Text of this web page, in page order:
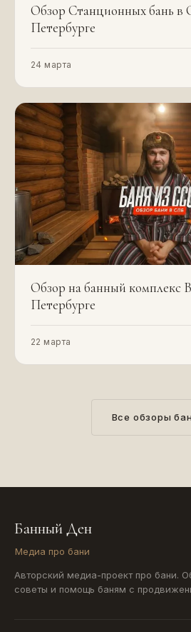
Обзор Станционных бань в
Петербурге
24 марта
Обзор на банный комплекс
Петербурге
22 марта
Все обзоры
Банный Ден
Медиа про бани
Авторский медиа-проект про бани.
советы и помощь баням с